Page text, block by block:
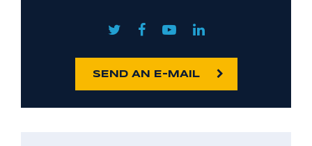
SEND AN E-MAIL